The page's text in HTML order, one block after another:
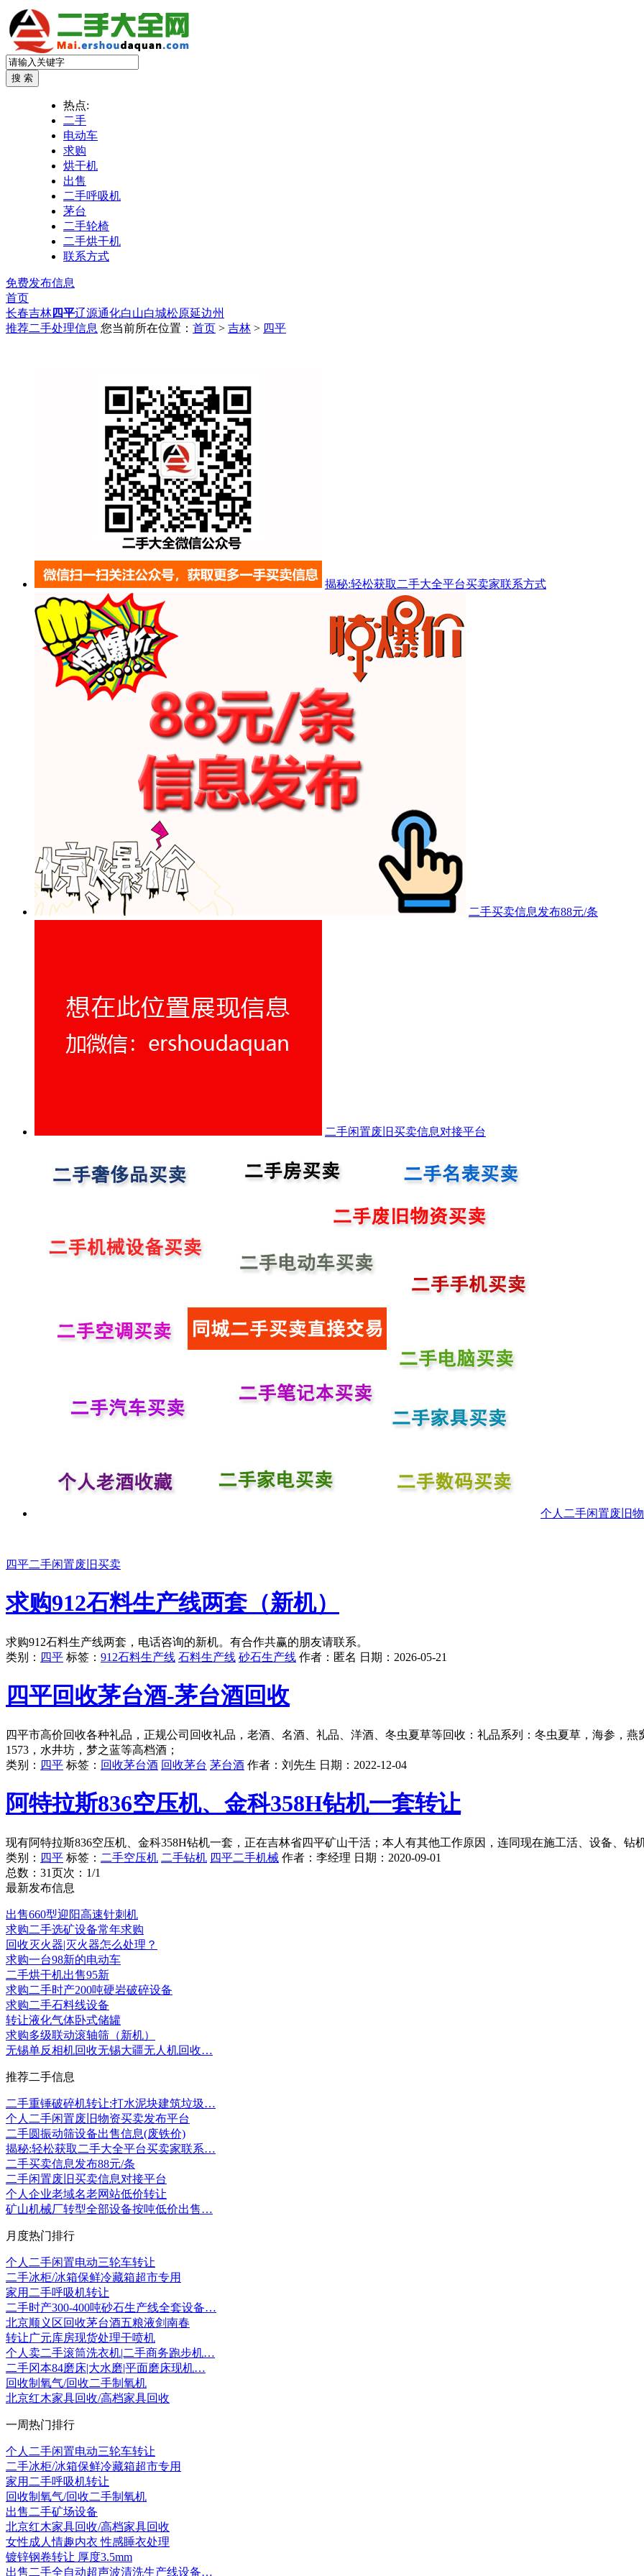
热点:
二手
电动车
求购
烘干机
出售
二手呼吸机
茅台
二手轮椅
二手烘干机
联系方式
免费发布信息
首页
长春吉林四平辽源通化白山白城松原延边州
推荐二手处理信息 您当前所在位置： 首页 > 吉林 > 四平
揭秘:轻松获取二手大全平台买卖家联系方式
二手买卖信息发布88元/条
二手闲置废旧买卖信息对接平台
个人二手闲置废旧
四平二手闲置废旧买卖
求购912石料生产线两套（新机）
求购912石料生产线两套，电话咨询的新机。有合作共赢的朋友请联系。
类别： 四平 标签： 912石料生产线 石料生产线 砂石生产线 作者： 匿名 日期： 2026-05-21
四平回收茅台酒-茅台酒回收
四平市高价回收各种礼品，正规公司回收礼品，老酒、名酒、礼品、洋酒、冬虫夏草等回收：礼品系列：冬虫夏草，海参，
1573，水井坊，梦之蓝等高档酒；
类别： 四平 标签： 回收茅台酒 回收茅台 茅台酒 作者： 刘先生 日期： 2022-12-04
阿特拉斯836空压机、金科358H钻机一套转让
现有阿特拉斯836空压机、金科358H钻机一套，正在吉林省四平矿山干活；本人有其他工作原因，连同现在施工活、设备、钻
类别： 四平 标签： 二手空压机 二手钻机 四平二手机械 作者： 李经理 日期： 2020-09-01
总数：31页次：1/1
最新发布信息
出售660型迎阳高速针刺机
求购二手选矿设备常年求购
回收灭火器|灭火器怎么处理？
求购一台98新的电动车
二手烘干机出售95新
求购二手时产200吨硬岩破碎设备
求购二手石料线设备
转让液化气体卧式储罐
求购多级联动滚轴筛（新机）
无锡单反相机回收无锡大疆无人机回收…
推荐二手信息
二手重锤破碎机转让:打水泥块建筑垃圾…
个人二手闲置废旧物资买卖发布平台
二手圆振动筛设备出售信息(废铁价)
揭秘:轻松获取二手大全平台买卖家联系…
二手买卖信息发布88元/条
二手闲置废旧买卖信息对接平台
个人企业老域名老网站低价转让
矿山机械厂转型全部设备按吨低价出售…
月度热门排行
个人二手闲置电动三轮车转让
二手冰柜/冰箱保鲜冷藏箱超市专用
家用二手呼吸机转让
二手时产300-400吨砂石生产线全套设备…
北京顺义区回收茅台酒五粮液剑南春
转让广元库房现货处理干喷机
个人卖二手滚筒洗衣机|二手商务跑步机…
二手冈本84磨床|大水磨|平面磨床现机…
回收制氧气/回收二手制氧机
北京红木家具回收/高档家具回收
一周热门排行
个人二手闲置电动三轮车转让
二手冰柜/冰箱保鲜冷藏箱超市专用
家用二手呼吸机转让
回收制氧气/回收二手制氧机
出售二手矿场设备
北京红木家具回收/高档家具回收
女性成人情趣内衣 性感睡衣处理
镀锌钢卷转让 厚度3.5mm
出售二手全自动超声波清洗生产线设备…